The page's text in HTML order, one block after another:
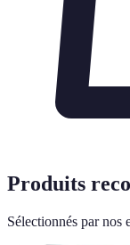
Produits
Sélectionnés par nos